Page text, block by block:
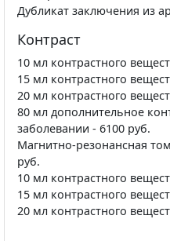
Дубликат заключения из
Контраст
10 мл контрастного
15 мл контрастного
20 мл контрастного
80 мл дополнительное
заболевании - 6100 руб.
Магнитно-резонансная
руб.
10 мл контрастного
15 мл контрастного
20 мл контрастного